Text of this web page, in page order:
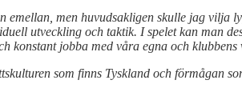
emellan, men huvudsakligen skulle jag
utveckling och taktik. I spelet kan man
konstant jobba med våra egna och klubbens
som finns Tyskland och förmågan